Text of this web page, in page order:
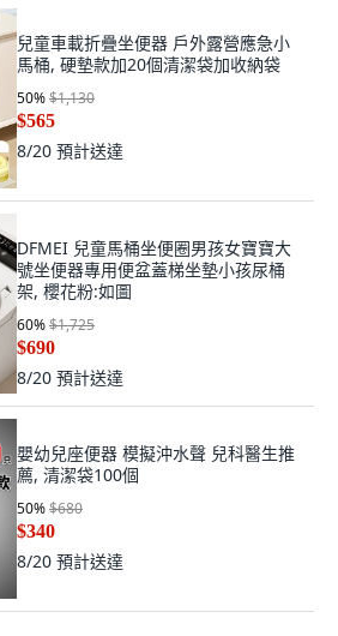
兒童車載折疊坐便器 戶外露營應急小
馬桶, 硬墊款加20個清潔袋加收納袋
50%$1,130
$565
8/20 預計送達
DFMEI 兒童馬桶坐便圈男孩女寶寶大
號坐便器專用便盆蓋梯坐墊小孩尿桶
架, 櫻花粉:如圖
60%$1,725
$690
8/20 預計送達
嬰幼兒座便器 模擬沖水聲 兒科醫生推
薦, 清潔袋100個
50%$680
$340
8/20 預計送達